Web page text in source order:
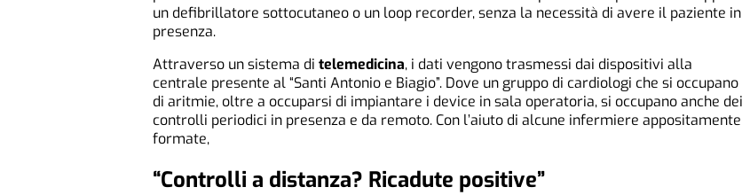
un defibrillatore sottocutaneo o un loop recorder, senza la necessità di avere il paziente in
presenza.
Attraverso un sistema di telemedicina, i dati vengono trasmessi dai dispositivi alla
centrale presente al “Santi Antonio e Biagio”. Dove un gruppo di cardiologi che si occupano
di aritmie, oltre a occuparsi di impiantare i device in sala operatoria, si occupano anche dei
controlli periodici in presenza e da remoto. Con l’aiuto di alcune infermiere appositamente
formate,
“Controlli a distanza? Ricadute positive”